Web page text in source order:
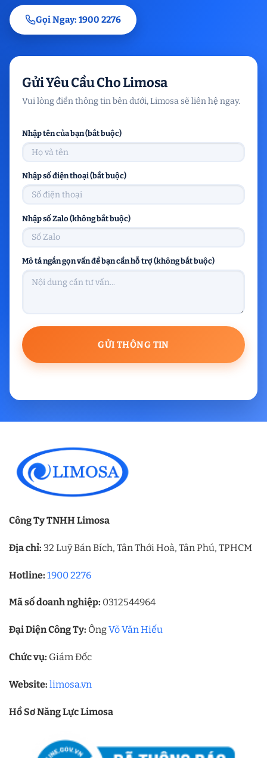
Gọi Ngay: 1900 2276
Gửi Yêu Cầu Cho Limosa
Vui lòng điền thông tin bên dưới, Limosa sẽ liên hệ ngay.
Nhập tên của bạn (bắt buộc)
Nhập số điện thoại (bắt buộc)
Nhập số Zalo (không bắt buộc)
Mô tả ngắn gọn vấn đề bạn cần hỗ trợ (không bắt buộc)
Công Ty TNHH Limosa
Địa chỉ: 32 Luỹ Bán Bích, Tân Thới Hoà, Tân Phú, TPHCM
Hotline: 1900 2276
Mã số doanh nghiệp: 0312544964
Đại Diện Công Ty: ÔngVõ Văn Hiếu
Chức vụ: Giám Đốc
Website: limosa.vn
Hồ Sơ Năng Lực Limosa